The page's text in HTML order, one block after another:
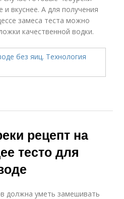
и вкуснее. А для получения
замеса теста можно
качественной водки.
рецепт на
тесто для
должна уметь замешивать